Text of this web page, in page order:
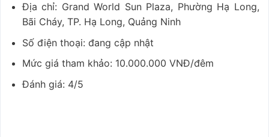
Địa chỉ: Grand World Sun Plaza, Phường Hạ Long,
Bãi Cháy, TP. Hạ Long, Quảng Ninh
Số điện thoại: đang cập nhật
Mức giá tham khảo: 10.000.000 VNĐ/đêm
Đánh giá: 4/5